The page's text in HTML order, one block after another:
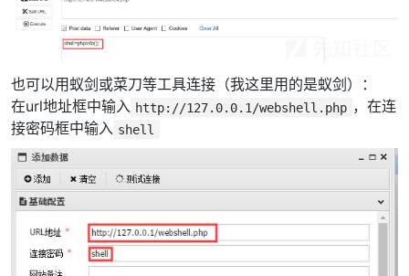
也可以用蚁剑或菜刀等工具连接（我这里用的是蚁剑）：
在url地址框中输入 http://127.0.0.1/webshell.php ，在连
接密码框中输入 shell